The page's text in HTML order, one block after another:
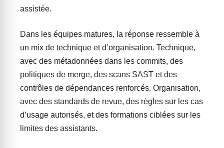
assistée.
Dans les équipes matures, la réponse ressemble à
un mix de technique et d’organisation. Technique,
avec des métadonnées dans les commits, des
politiques de merge, des scans SAST et des
contrôles de dépendances renforcés. Organisation,
avec des standards de revue, des règles sur les cas
d’usage autorisés, et des formations ciblées sur les
limites des assistants.